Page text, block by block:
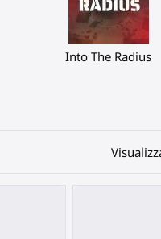
Into The Radius